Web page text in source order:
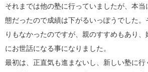
それまでは他の塾に行っていましたが、本
態だったので成績は下がるいっぽうでした
りもなかったのですが、親のすすめもあり
にお世話になる事になりました。
最初は、正直気も進まないし、新しい塾に